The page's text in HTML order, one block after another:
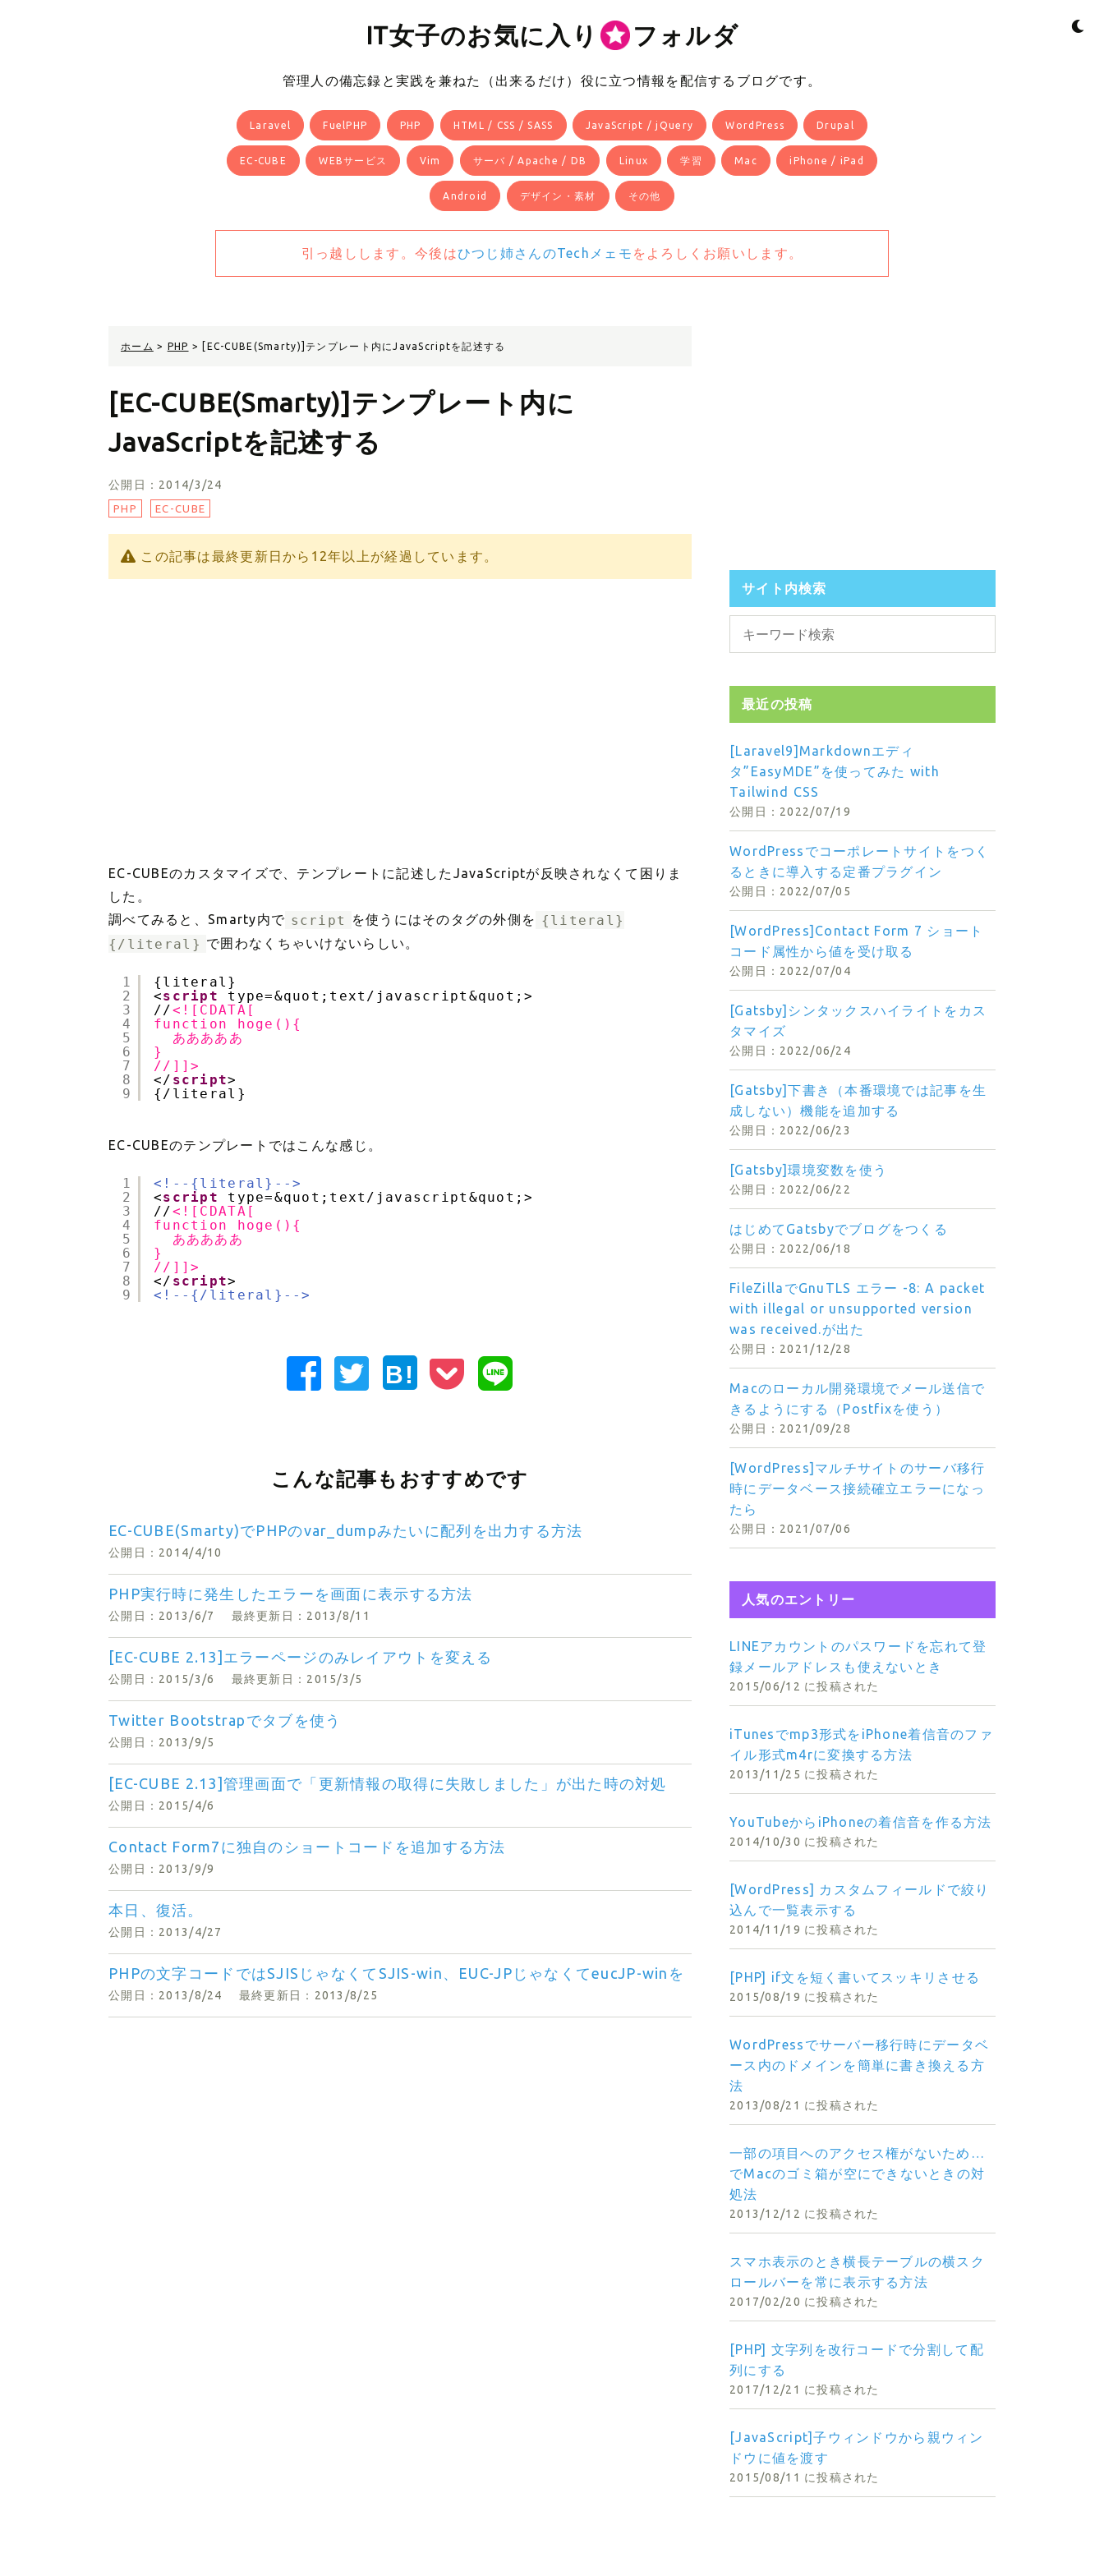
IT女子のお気に入り フォルダ
管理人の備忘録と実践を兼ねた（出来るだけ）役に立つ情報を配信するブログです。
Laravel FuelPHP PHP HTML / CSS / SASS JavaScript / jQuery WordPress Drupal
EC-CUBE WEBサービス Vim サーバ / Apache / DB Linux 学習 Mac iPhone / iPad
Android デザイン・素材 その他
引っ越しします。今後はひつじ姉さんのTechメェモ をよろしくお願いします。
ホーム > PHP > [EC-CUBE(Smarty)]テンプレート内にJavaScriptを記述する
[EC-CUBE(Smarty)]テンプレート内に
JavaScriptを記述する
公開日：2014/3/24
PHP EC-CUBE
この記事は最終更新日から12年以上が経過しています。
EC-CUBEのカスタマイズで、テンプレートに記述したJavaScriptが反映されなくて困りま
した。
調べてみると、Smarty内で script を使うにはそのタグの外側を {literal}
{/literal} で囲わなくちゃいけないらしい。
1
2
3
4
5
6
7
8
9
{literal}
<script
type=&quot;text/javascript&quot;>
//<![CDATA[
function hoge(){
あああああ
}
//]]>
</ script>
{/literal}
EC-CUBEのテンプレートではこんな感じ。
1
2
3
4
5
6
7
8
9
<!--{literal}-->
<script
type=&quot;text/javascript&quot;>
//<![CDATA[
function hoge(){
あああああ
}
//]]>
</ script>
<!--{/literal}-->
B!
こんな記事もおすすめです
EC-CUBE(Smarty)でPHPのvar_dumpみたいに配列を出力する方法
公開日：2014/4/10
PHP実行時に発生したエラーを画面に表示する方法
公開日：2013/6/7 最終更新日：2013/8/11
[EC-CUBE 2.13]エラーページのみレイアウトを変える
公開日：2015/3/6 最終更新日：2015/3/5
Twitter Bootstrapでタブを使う
公開日：2013/9/5
[EC-CUBE 2.13]管理画面で「更新情報の取得に失敗しました」が出た時の対処
公開日：2015/4/6
Contact Form7に独自のショートコードを追加する方法
公開日：2013/9/9
本日、復活。
公開日：2013/4/27
PHPの文字コードではSJISじゃなくてSJIS-win、EUC-JPじゃなくてeucJP-winを
公開日：2013/8/24 最終更新日：2013/8/25
サイト内検索
最近の投稿
[Laravel9]Markdownエディ
タ”EasyMDE”を使ってみた with
Tailwind CSS
2022/07/19
WordPressでコーポレートサイトをつく
るときに導入する定番プラグイン
2022/07/05
[WordPress]Contact Form 7 ショート
コード属性から値を受け取る
2022/07/04
[Gatsby]シンタックスハイライトをカス
タマイズ
2022/06/24
[Gatsby]下書き（本番環境では記事を生
成しない）機能を追加する
2022/06/23
[Gatsby]環境変数を使う
2022/06/22
はじめてGatsbyでブログをつくる
2022/06/18
FileZillaでGnuTLS エラー -8: A packet
with illegal or unsupported version
was received.が出た
2021/12/28
Macのローカル開発環境でメール送信で
きるようにする（Postfixを使う）
2021/09/28
[WordPress]マルチサイトのサーバ移行
時にデータベース接続確立エラーになっ
たら
2021/07/06
人気のエントリー
LINEアカウントのパスワードを忘れて登
録メールアドレスも使えないとき
2015/06/12 に投稿された
iTunesでmp3形式をiPhone着信音のファ
イル形式m4rに変換する方法
2013/11/25 に投稿された
YouTubeからiPhoneの着信音を作る方法
2014/10/30 に投稿された
[WordPress] カスタムフィールドで絞り
込んで一覧表示する
2014/11/19 に投稿された
[PHP] if文を短く書いてスッキリさせる
2015/08/19 に投稿された
WordPressでサーバー移行時にデータベ
ース内のドメインを簡単に書き換える方
法
2013/08/21 に投稿された
一部の項目へのアクセス権がないため…
でMacのゴミ箱が空にできないときの対
処法
2013/12/12 に投稿された
スマホ表示のとき横長テーブルの横スク
ロールバーを常に表示する方法
2017/02/20 に投稿された
[PHP] 文字列を改行コードで分割して配
列にする
2017/12/21 に投稿された
[JavaScript]子ウィンドウから親ウィン
ドウに値を渡す
2015/08/11 に投稿された